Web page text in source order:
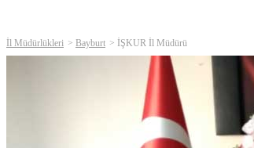
İl Müdürlükleri Bayburt İŞKUR İl Müdürü